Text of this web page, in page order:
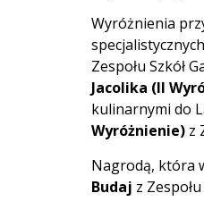
Wyróżnienia
Zespołu Szkół
Jacolika (II
kulinarnymi do
Wyróżnienie) z
Nagrodą, która
Budaj z